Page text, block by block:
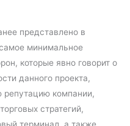
представлено в
минимальное
которые явно говорит о
данного проекта,
репутацию компании,
стратегий,
терминал, а также